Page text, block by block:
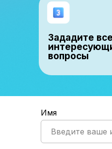
Имя
Зададите все
вопросы